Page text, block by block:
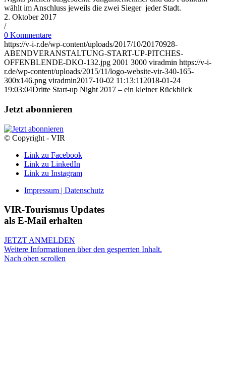
wählt im Anschluss jeweils die zwei Sieger jeder Stadt.
2. Oktober 2017
/
0 Kommentare
https://v-i-r.de/wp-content/uploads/2017/10/20170928-
ABENDVERANSTALTUNG-START-UP-PITCHES-
OFFENBLENDE-DKO-132.jpg 2001 3000 viradmin https://v-i-
r.de/wp-content/uploads/2015/11/logo-website-vir-340-165-
300x146.png viradmin2017-10-02 11:13:11 2018-01-24
19:03:04Dritte Start-up Night 2017 – ein kleiner Rückblick
Jetzt abonnieren
© Copyright - VIR
Link zu Facebook
Link zu LinkedIn
Link zu Instagram
Impressum | Datenschutz
VIR-Tourismus Updates
als E-Mail erhalten
JETZT ANMELDEN
Weitere Informationen über den gesperrten Inhalt.
Nach oben scrollen